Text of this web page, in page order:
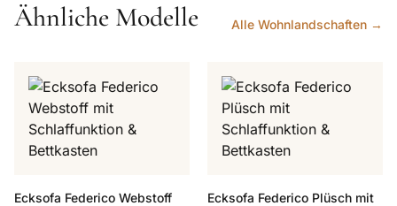
Ähnliche Modelle Alle Wohnlandschaften →
Ecksofa Federico Webstoff
Ecksofa Federico Plüsch mit